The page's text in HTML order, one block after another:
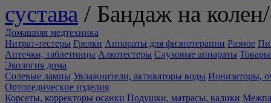
сустава / Бандаж на
Домашняя медтехника
Нитрат-тестеры Грелки Аппараты для физиотерапии Разное
Аптечки, таблетницы Алкотестеры Слуховые аппараты Товары
Экология дома
Солевые лампы Увлажнители, активаторы воды Ионизаторы,
Ортопедические изделия
Корсеты, корректоры осанки Подушки, матрасы, валики